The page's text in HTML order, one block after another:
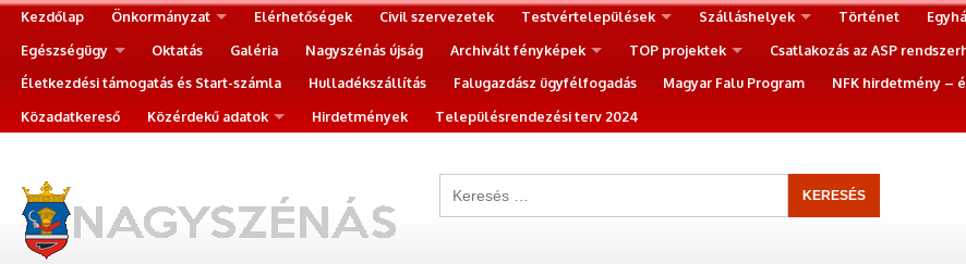
Kezdőlap Önkormányzat Elérhetőségek Civil szervezetek Testvértelepülések Szálláshelyek Történet
Egészségügy
Oktatás Galéria Nagyszénás újság Archivált fényképek TOP projektek Csatlakozás az ASP
Életkezdési támogatás és Start-számla
Hulladékszállítás Falugazdász ügyfélfogadás Magyar Falu Program NFK hirdetmény –
Közadatkereső
Közérdekű adatok Hirdetmények Településrendezési terv 2024